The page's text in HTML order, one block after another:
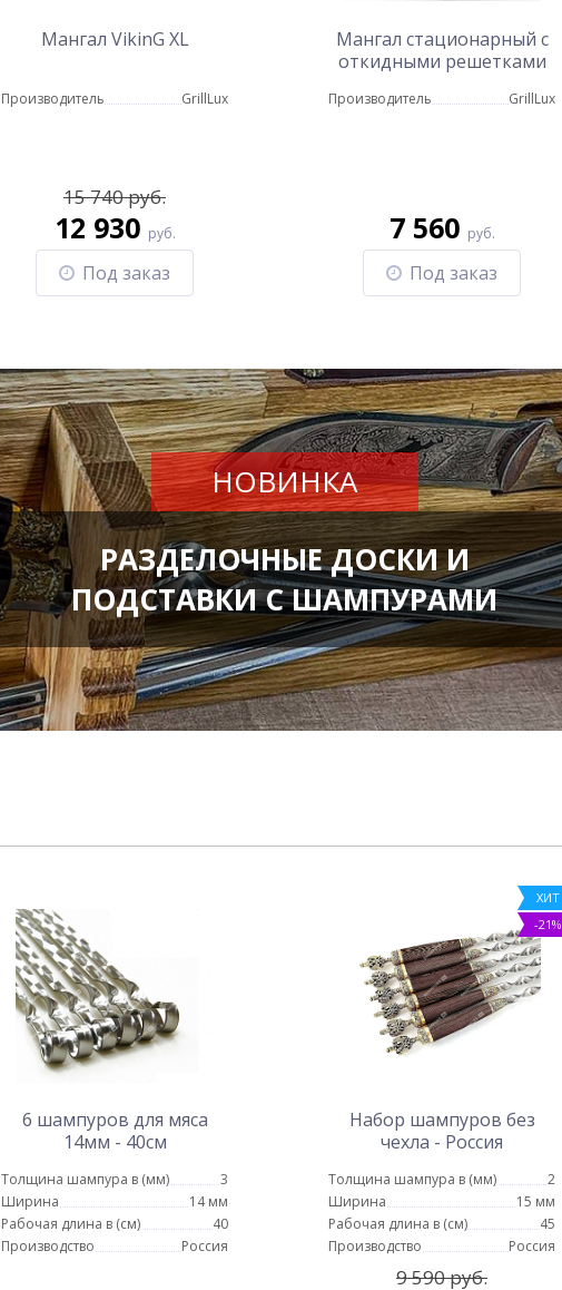
Мангал VikinG XL
Производитель GrillLux
15 740 руб.
12 930 руб.
Под заказ
Мангал стационарный с
откидными решетками
Производитель GrillLux
7 560 руб.
Под заказ
НОВИНКА
РАЗДЕЛОЧНЫЕ ДОСКИ И
ПОДСТАВКИ С ШАМПУРАМИ
6 шампуров для мяса
14мм - 40см
Толщина шампура в (мм)
3
Ширина
14 мм
Рабочая длина в (см)
40
Производство
Россия
ХИТ
-21%
Набор шампуров без
чехла - Россия
Толщина шампура в (мм)
2
Ширина
15 мм
Рабочая длина в (см)
45
Производство
Россия
9 590 руб.